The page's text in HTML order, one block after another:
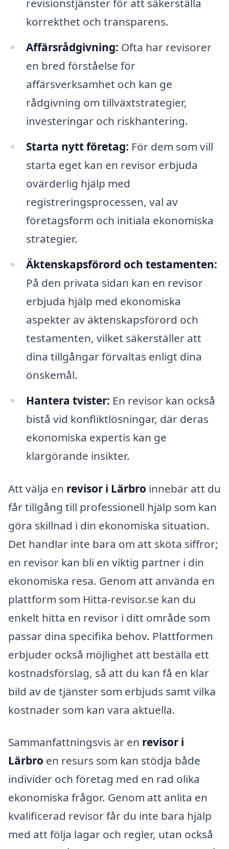
revisionstjänster för att säkerställa
korrekthet och transparens.
Affärsrådgivning: Ofta har revisorer
en bred förståelse för
affärsverksamhet och kan ge
rådgivning om tillväxtstrategier,
investeringar och riskhantering.
Starta nytt företag: För dem som vill
starta eget kan en revisor erbjuda
ovärderlig hjälp med
registreringsprocessen, val av
företagsform och initiala ekonomiska
strategier.
Äktenskapsförord och testamenten:
På den privata sidan kan en revisor
erbjuda hjälp med ekonomiska
aspekter av äktenskapsförord och
testamenten, vilket säkerställer att
dina tillgångar förvaltas enligt dina
önskemål.
Hantera tvister: En revisor kan också
bistå vid konfliktlösningar, där deras
ekonomiska expertis kan ge
klargörande insikter.
Att välja en revisor i Lärbro innebär att du
får tillgång till professionell hjälp som kan
göra skillnad i din ekonomiska situation.
Det handlar inte bara om att sköta siffror;
en revisor kan bli en viktig partner i din
ekonomiska resa. Genom att använda en
plattform som Hitta-revisor.se kan du
enkelt hitta en revisor i ditt område som
passar dina specifika behov. Plattformen
erbjuder också möjlighet att beställa ett
kostnadsförslag, så att du kan få en klar
bild av de tjänster som erbjuds samt vilka
kostnader som kan vara aktuella.
Sammanfattningsvis är en revisor i
Lärbro en resurs som kan stödja både
individer och företag med en rad olika
ekonomiska frågor. Genom att anlita en
kvalificerad revisor får du inte bara hjälp
med att följa lagar och regler, utan också